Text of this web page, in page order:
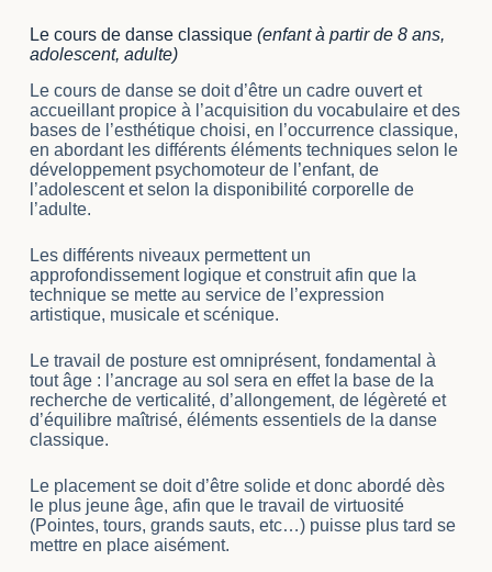
Le cours de danse classique (enfant à partir de 8 ans,
adolescent, adulte)
Le cours de danse se doit d’être un cadre ouvert et
accueillant propice à l’acquisition du vocabulaire et des
bases de l’esthétique choisi, en l’occurrence classique,
en abordant les différents éléments techniques selon le
développement psychomoteur de l’enfant, de
l’adolescent et selon la disponibilité corporelle de
l’adulte.
Les différents niveaux permettent un
approfondissement logique et construit afin que la
technique se mette au service de l’expression
artistique, musicale et scénique.
Le travail de posture est omniprésent, fondamental à
tout âge : l’ancrage au sol sera en effet la base de la
recherche de verticalité, d’allongement, de légèreté et
d’équilibre maîtrisé, éléments essentiels de la danse
classique.
Le placement se doit d’être solide et donc abordé dès
le plus jeune âge, afin que le travail de virtuosité
(Pointes, tours, grands sauts, etc…) puisse plus tard se
mettre en place aisément.